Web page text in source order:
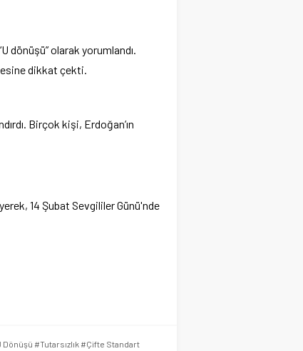
dönüşü” olarak yorumlandı.
dikkat çekti.
Birçok kişi, Erdoğan’ın
14 Şubat Sevgililer Günü'nde
#Tutarsızlık #Çifte Standart